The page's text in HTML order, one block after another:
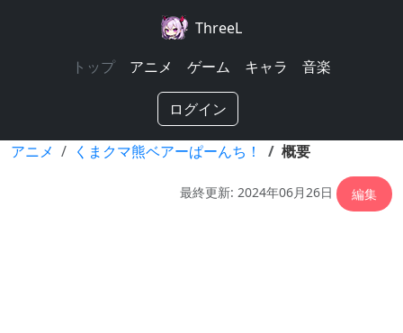
ThreeL
トップ
アニメ ゲーム キャラ 音楽
ログイン
アニメ くまクマ熊ベアーぱーんち！ 概要
最終更新: 2024年06月26日 編集